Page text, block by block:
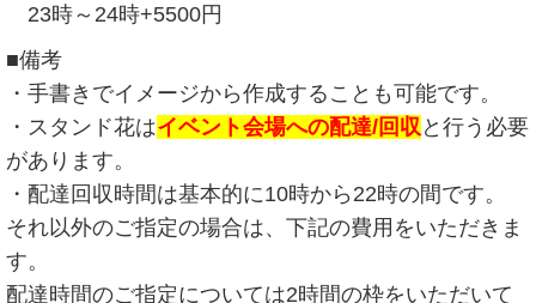
23時～24時+5500円
■備考
・手書きでイメージから作成することも可能です。
・スタンド花はイベント会場への配達/回収 と行う必要
があります。
・配達回収時間は基本的に10時から22時の間です。
それ以外のご指定の場合は、下記の費用をいただきま
す。
配達時間のご指定については2時間の枠をいただいて